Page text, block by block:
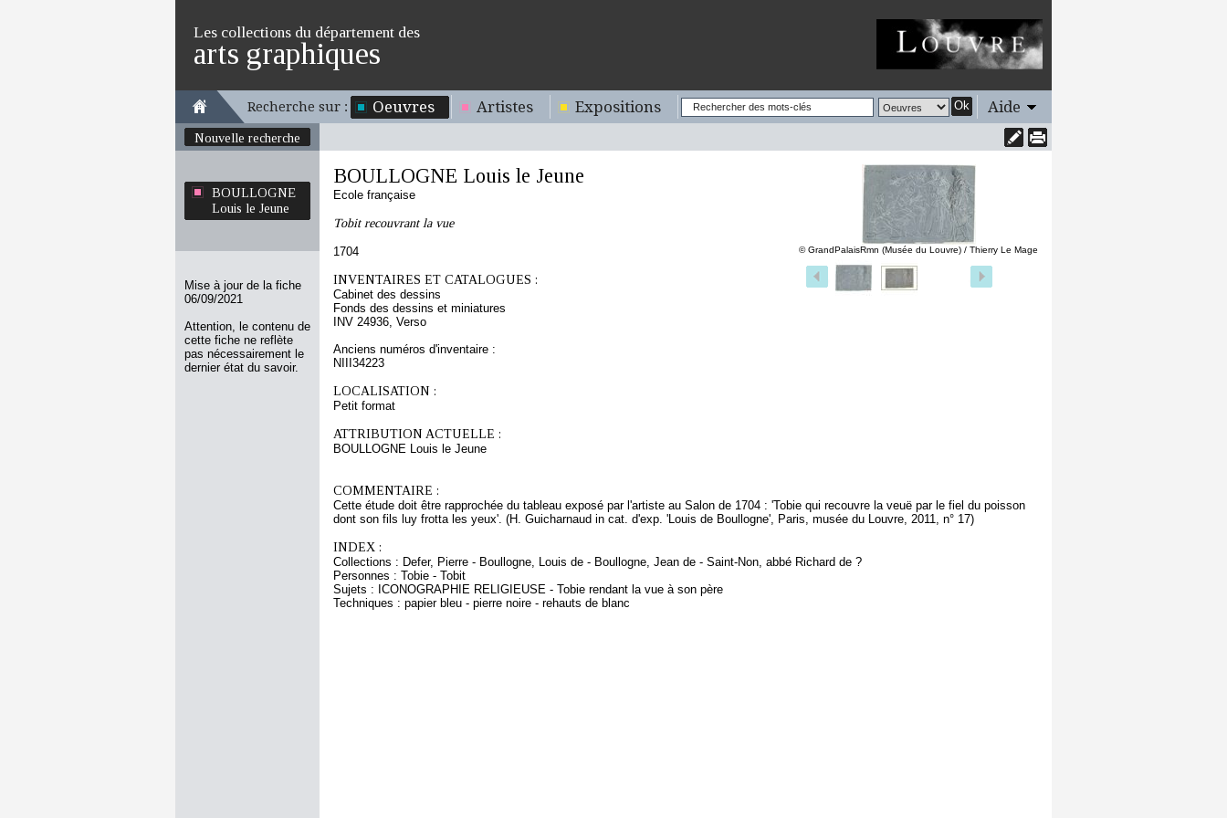
Les collections du département des
arts graphiques
Recherche sur : Oeuvres Artistes Expositions Ok Aide
Nouvelle recherche
BOULLOGNE
Louis le Jeune
Mise à jour de la fiche
06/09/2021
Attention, le contenu de
cette fiche ne reflète
pas nécessairement le
dernier état du savoir.
© GrandPalaisRmn (Musée du Louvre) / Thierry Le Mage
BOULLOGNE Louis le Jeune
Ecole française
Tobit recouvrant la vue
1704
INVENTAIRES ET CATALOGUES :
Cabinet des dessins
Fonds des dessins et miniatures
INV 24936, Verso
Anciens numéros d'inventaire :
NIII34223
LOCALISATION :
Petit format
ATTRIBUTION ACTUELLE :
BOULLOGNE Louis le Jeune
COMMENTAIRE :
Cette étude doit être rapprochée du tableau exposé par l'artiste au Salon de 1704 : 'Tobie qui recouvre la veuë par le fiel du poisson
dont son fils luy frotta les yeux'. (H. Guicharnaud in cat. d'exp. 'Louis de Boullogne', Paris, musée du Louvre, 2011, n° 17)
INDEX :
Collections : Defer, Pierre - Boullogne, Louis de - Boullogne, Jean de - Saint-Non, abbé Richard de ?
Personnes : Tobie - Tobit
Sujets : ICONOGRAPHIE RELIGIEUSE - Tobie rendant la vue à son père
Techniques : papier bleu - pierre noire - rehauts de blanc